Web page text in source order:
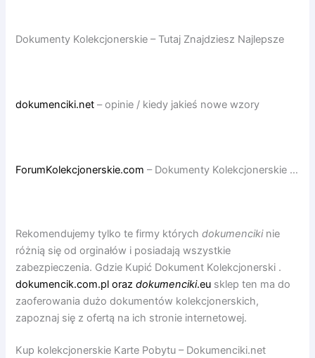
Dokumenty Kolekcjonerskie – Tutaj Znajdziesz Najlepsze
dokumenciki.net – opinie / kiedy jakieś nowe wzory
ForumKolekcjonerskie.com – Dokumenty Kolekcjonerskie …
Rekomendujemy tylko te firmy którychdokumencikinie
różnią się od orginałów i posiadają wszystkie
zabezpieczenia. Gdzie Kupić Dokument Kolekcjonerski .
dokumencik.com.pl orazdokumenciki.eu sklep ten ma do
zaoferowania dużo dokumentów kolekcjonerskich,
zapoznaj się z ofertą na ich stronie internetowej.
Kup kolekcjonerskie Karte Pobytu – Dokumenciki.net